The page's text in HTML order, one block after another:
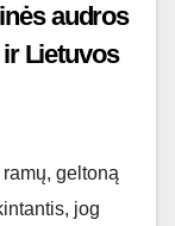
audros
Lietuvos
geltoną
jog